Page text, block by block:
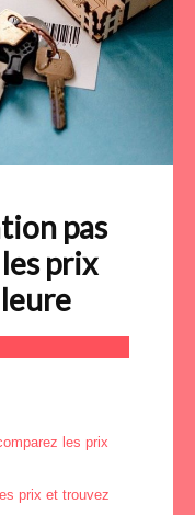
pas
prix
les prix
prix et trouvez